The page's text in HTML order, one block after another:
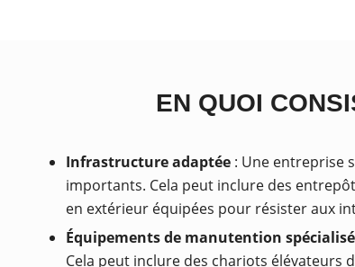
EN QUOI
Infrastructure adaptée : Une entreprise
importants. Cela peut inclure des
en extérieur équipées pour résister aux
Équipements de manutention
Cela peut inclure des chariots élévateurs